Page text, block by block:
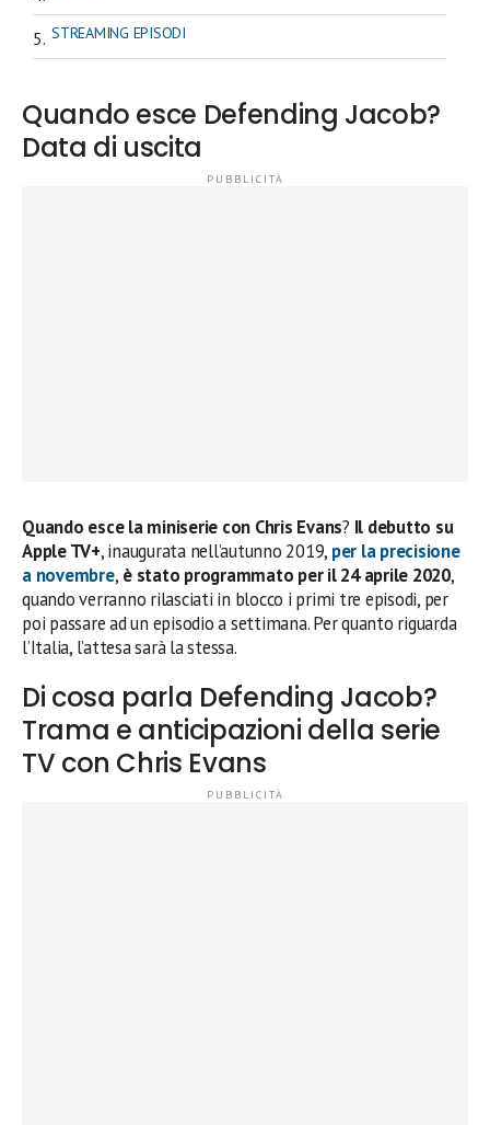
STREAMING EPISODI
Quando esce Defending Jacob?
Data di uscita
Quando esce la miniserie con Chris Evans? Il debutto su
Apple TV+, inaugurata nell’autunno 2019, per la precisione
a novembre, è stato programmato per il 24 aprile 2020,
quando verranno rilasciati in blocco i primi tre episodi, per
poi passare ad un episodio a settimana. Per quanto riguarda
l’Italia, l’attesa sarà la stessa.
Di cosa parla Defending Jacob?
Trama e anticipazioni della serie
TV con Chris Evans